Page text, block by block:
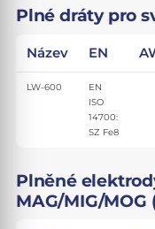
Plné dráty pro
Název EN
LW-600
EN
ISO
14700:
SZ Fe8
Plněné
MAG/MIG/MOG